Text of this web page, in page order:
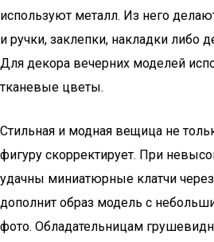
используют металл. Из него
и ручки, заклепки, накладки либо
Для декора вечерних моделей
тканевые цветы.
Стильная и модная вещица не
фигуру скорректирует. При
удачны миниатюрные клатчи
дополнит образ модель с
фото. Обладательницам